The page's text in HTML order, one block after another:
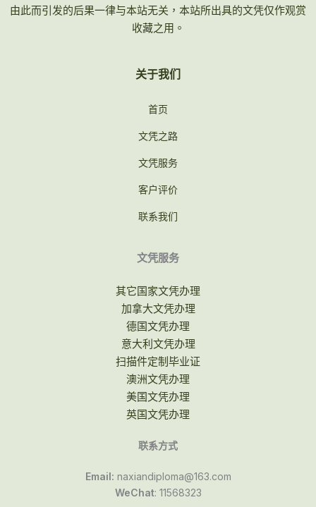
由此而引发的后果一律与本站无关，本站所出具的文凭仅作观赏
收藏之用。
关于我们
首页
文凭之路
文凭服务
客户评价
联系我们
文凭服务
其它国家文凭办理
加拿大文凭办理
德国文凭办理
意大利文凭办理
扫描件定制毕业证
澳洲文凭办理
美国文凭办理
英国文凭办理
联系方式
Email: naxiandiploma@163.com
WeChat: 11568323